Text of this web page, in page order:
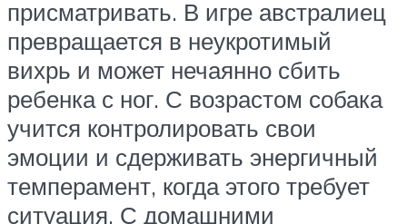
присматривать. В игре австралиец
превращается в неукротимый
вихрь и может нечаянно сбить
ребенка с ног. С возрастом собака
учится контролировать свои
эмоции и сдерживать энергичный
темперамент, когда этого требует
ситуация. С домашними